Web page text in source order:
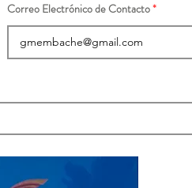
Correo Electrónico de Contacto